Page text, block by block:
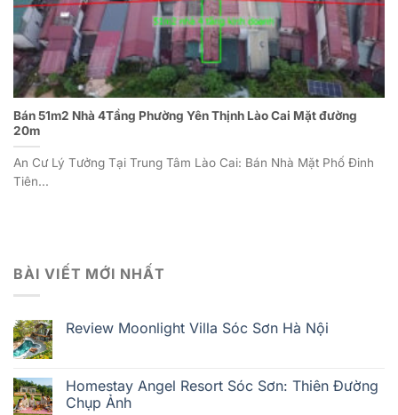
Bán 51m2 Nhà 4Tầng Phường Yên Thịnh Lào Cai Mặt đường
20m
An Cư Lý Tưởng Tại Trung Tâm Lào Cai: Bán Nhà Mặt Phố Đinh
Tiên...
BÀI VIẾT MỚI NHẤT
Review Moonlight Villa Sóc Sơn Hà Nội
Homestay Angel Resort Sóc Sơn: Thiên Đường
Chụp Ảnh